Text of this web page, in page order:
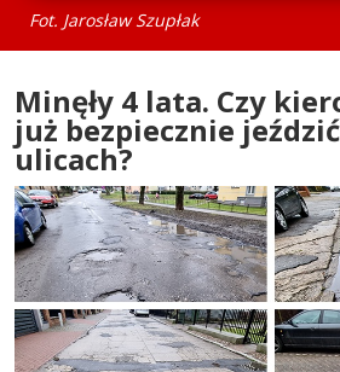
Fot. Jarosław Szupłak
Minęły 4 lata. Czy
już bezpiecznie
ulicach?